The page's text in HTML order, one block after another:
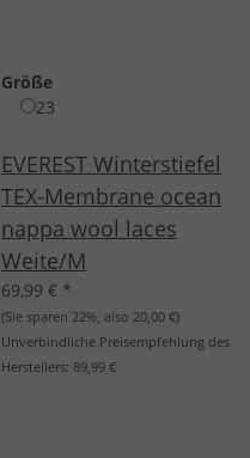
Größe
23
EVEREST Winterstiefel
TEX-Membrane ocean
nappa wool laces
Weite/M
69,99 € *
(Sie sparen 22%, also 20,00 €)
Unverbindliche Preisempfehlung des
Herstellers: 89,99 €